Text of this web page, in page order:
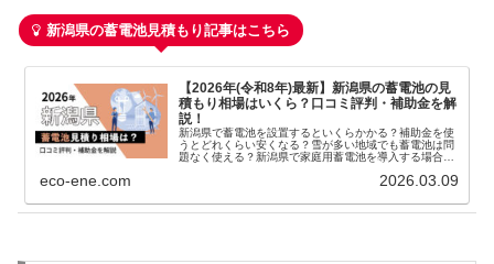
新潟県の蓄電池見積もり記事はこちら
【2026年(令和8年)最新】新潟県の蓄電池の見
積もり相場はいくら？口コミ評判・補助金を解
説！
新潟県で蓄電池を設置するといくらかかる？補助金を使
うとどれくらい安くなる？雪が多い地域でも蓄電池は問
題なく使える？新潟県で家庭用蓄電池を導入する場合、
eco-ene.com 2026.03.09